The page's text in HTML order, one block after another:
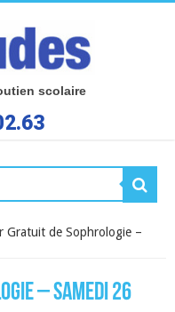
scolaire
Gratuit de Sophrologie –
– Samedi 26